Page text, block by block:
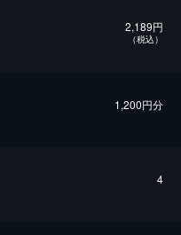
2,189円
（税込）
1,200円分
4